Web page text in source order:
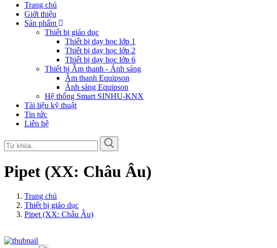
Trang chủ
Giới thiệu
Sản phẩm
Thiết bị giáo dục
Thiết bị dạy học lớp 1
Thiết bị dạy học lớp 2
Thiết bị dạy học lớp 6
Thiết bị Âm thanh - Ánh sáng
Âm thanh Equipson
Ánh sáng Equipson
Hệ thống Smart SINHU-KNX
Tài liệu kỹ thuật
Tin tức
Liên hệ
Pipet (XX: Châu Âu)
Trang chủ
Thiết bị giáo dục
Pipet (XX: Châu Âu)